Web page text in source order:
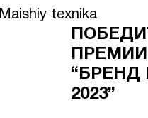
Maishiy texnika
ПРЕМИИ
“БРЕНД
2023”